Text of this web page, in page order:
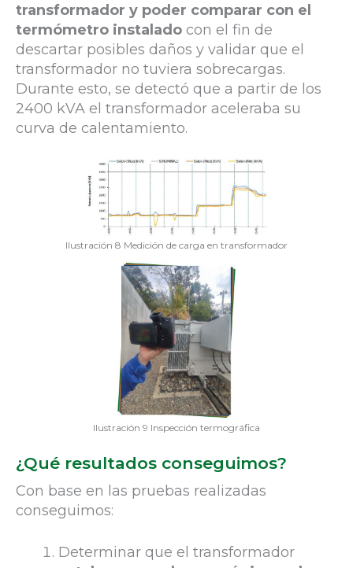
transformador y poder comparar con el
termómetro instalado con el fin de
descartar posibles daños y validar que el
transformador no tuviera sobrecargas.
Durante esto, se detectó que a partir de los
2400 kVA el transformador aceleraba su
curva de calentamiento.
Ilustración 8 Medición de carga en transformador
Ilustración 9 Inspección termográfica
¿Qué resultados conseguimos?
Con base en las pruebas realizadas
conseguimos:
Determinar que el transformador